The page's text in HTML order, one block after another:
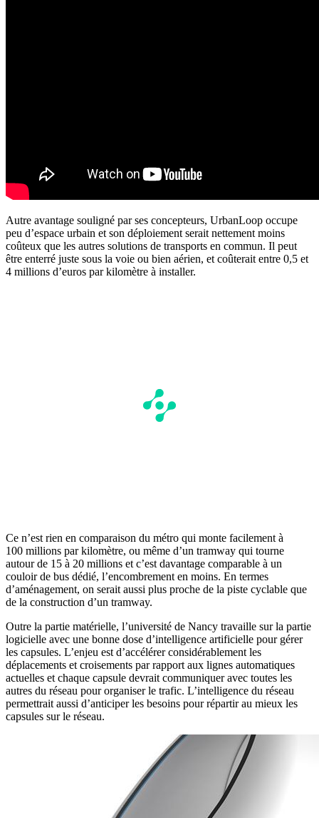
Autre avantage souligné par ses concepteurs, UrbanLoop occupe
peu d’espace urbain et son déploiement serait nettement moins
coûteux que les autres solutions de transports en commun. Il peut
être enterré juste sous la voie ou bien aérien, et coûterait entre 0,5 et
4 millions d’euros par kilomètre à installer.
Ce n’est rien en comparaison du métro qui monte facilement à
100 millions par kilomètre, ou même d’un tramway qui tourne
autour de 15 à 20 millions et c’est davantage comparable à un
couloir de bus dédié, l’encombrement en moins. En termes
d’aménagement, on serait aussi plus proche de la piste cyclable que
de la construction d’un tramway.
Outre la partie matérielle, l’université de Nancy travaille sur la partie
logicielle avec une bonne dose d’intelligence artificielle pour gérer
les capsules. L’enjeu est d’accélérer considérablement les
déplacements et croisements par rapport aux lignes automatiques
actuelles et chaque capsule devrait communiquer avec toutes les
autres du réseau pour organiser le trafic. L’intelligence du réseau
permettrait aussi d’anticiper les besoins pour répartir au mieux les
capsules sur le réseau.